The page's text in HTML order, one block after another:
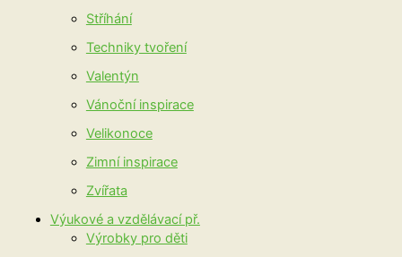
Stříhání
Techniky tvoření
Valentýn
Vánoční inspirace
Velikonoce
Zimní inspirace
Zvířata
Výukové a vzdělávací př.
Výrobky pro děti